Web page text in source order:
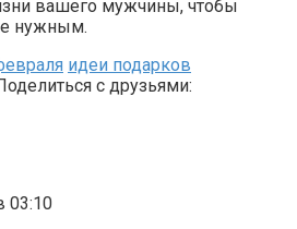
вашего мужчины, чтобы
нужным.
идеи подарков
с друзьями:
03:10